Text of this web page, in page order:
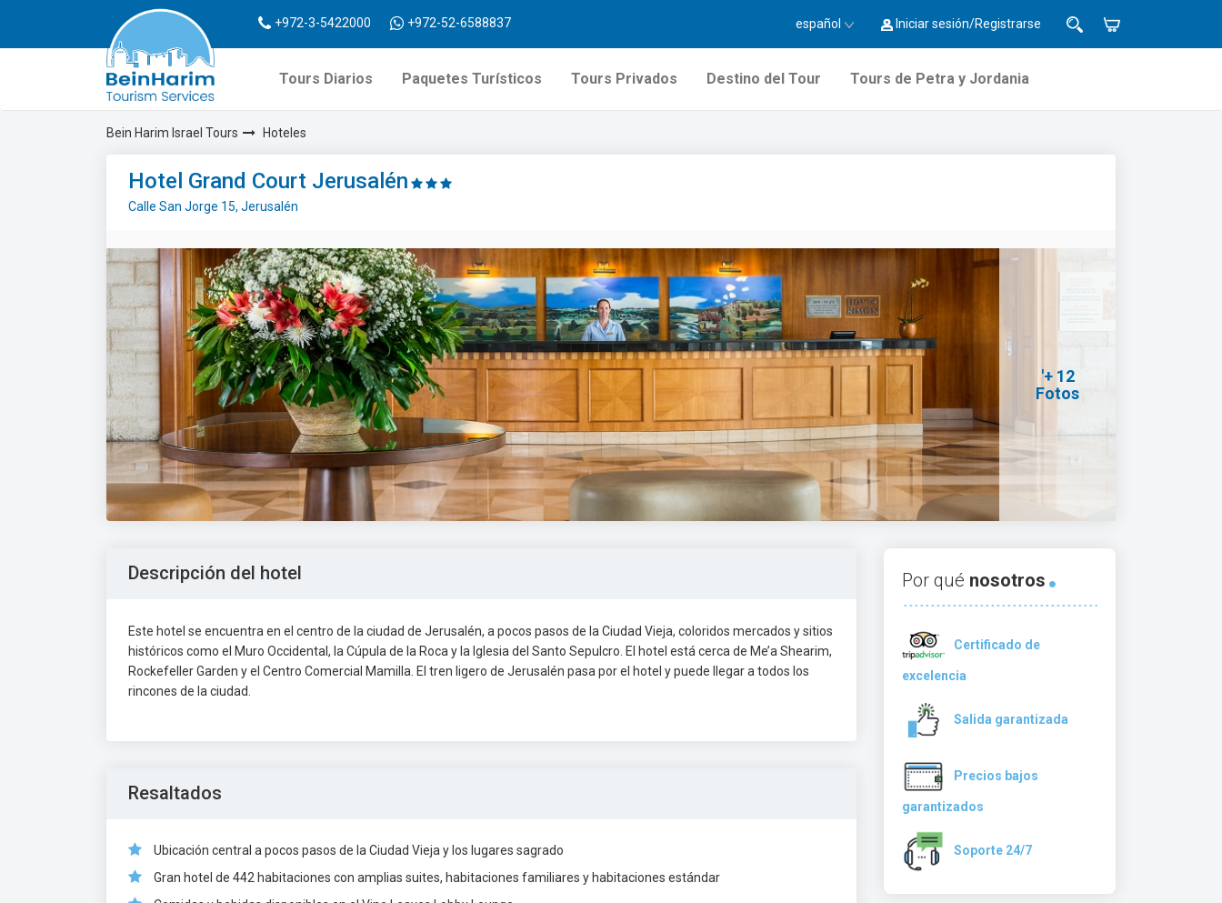
+972-3-5422000 +972-52-6588837 español Iniciar sesión/Registrarse
Tours Diarios Paquetes Turísticos Tours Privados Destino del Tour Tours de Petra y Jordania
Bein Harim Israel Tours Hoteles
Hotel Grand Court Jerusalén
Calle San Jorge 15, Jerusalén
'+ 12
Fotos
Descripción del hotel
Este hotel se encuentra en el centro de la ciudad de Jerusalén, a pocos pasos de la Ciudad Vieja, coloridos mercados y sitios
históricos como el Muro Occidental, la Cúpula de la Roca y la Iglesia del Santo Sepulcro. El hotel está cerca de Me’a Shearim,
Rockefeller Garden y el Centro Comercial Mamilla. El tren ligero de Jerusalén pasa por el hotel y puede llegar a todos los
rincones de la ciudad.
Resaltados
Ubicación central a pocos pasos de la Ciudad Vieja y los lugares sagrado
Gran hotel de 442 habitaciones con amplias suites, habitaciones familiares y habitaciones estándar
Por qué nosotros
Certificado de
excelencia
Salida garantizada
Precios bajos
garantizados
Soporte 24/7